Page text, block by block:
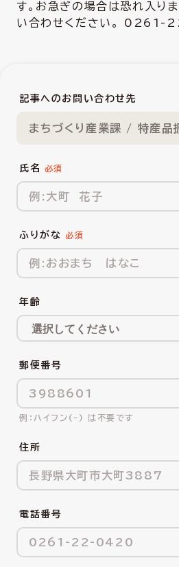
す。お急ぎの場合は恐れ入り
い合わせください。
記事へのお問い合わせ先
まちづくり産業課 / 特産品
氏名
ふりがな
年齢
郵便番号
ハイフン(-) は不要です
住所
電話番号